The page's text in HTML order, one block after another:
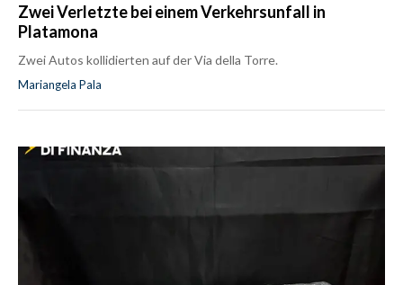
Zwei Verletzte bei einem Verkehrsunfall in
Platamona
Zwei Autos kollidierten auf der Via della Torre.
Mariangela Pala